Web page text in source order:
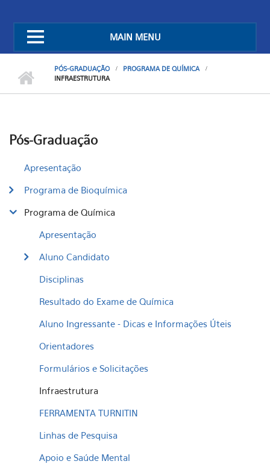
MAIN MENU
PÓS-GRADUAÇÃO
PROGRAMA DE QUÍMICA
INFRAESTRUTURA
Pós-Graduação
Apresentação
Programa de Bioquímica
Programa de Química
Apresentação
Aluno Candidato
Disciplinas
Resultado do Exame de Química
Aluno Ingressante - Dicas e Informações Úteis
Orientadores
Formulários e Solicitações
Infraestrutura
FERRAMENTA TURNITIN
Linhas de Pesquisa
Apoio e Saúde Mental